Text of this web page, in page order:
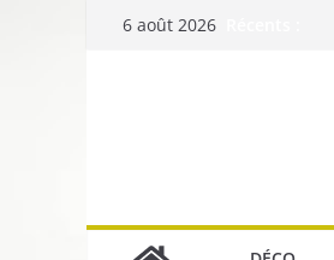
Passer6 août 2026